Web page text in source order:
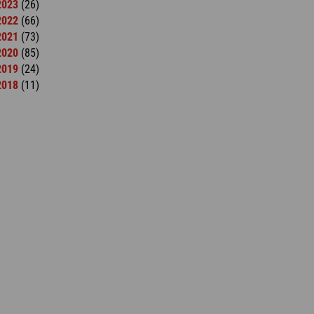
(26)
(66)
(73)
(85)
(24)
(11)